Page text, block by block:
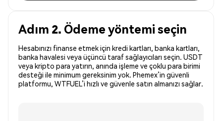
Adım 2. Ödeme yöntemi seçin
Hesabınızı finanse etmek için kredi kartları, banka kartları,
banka havalesi veya üçüncü taraf sağlayıcıları seçin. USDT
veya kripto para yatırın, anında işleme ve çoklu para birimi
desteği ile minimum gereksinim yok. Phemex’in güvenli
platformu, WTFUEL’i hızlı ve güvenle satın almanızı sağlar.